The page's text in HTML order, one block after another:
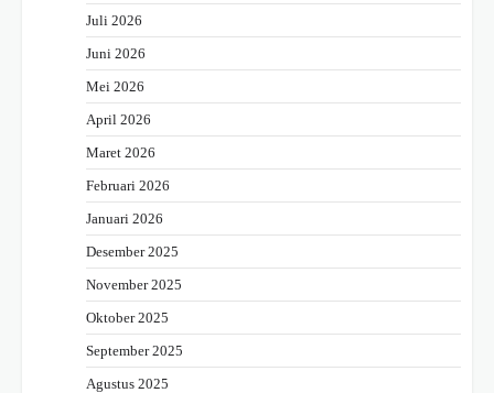
Juli 2026
Juni 2026
Mei 2026
April 2026
Maret 2026
Februari 2026
Januari 2026
Desember 2025
November 2025
Oktober 2025
September 2025
Agustus 2025